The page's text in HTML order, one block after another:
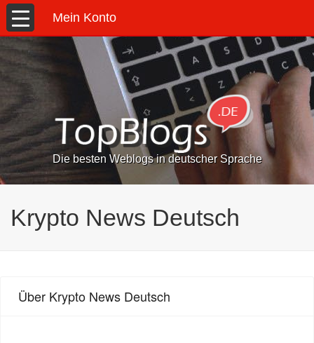
Mein Konto
Die besten Weblogs in deutscher Sprache
Krypto News Deutsch
Über Krypto News Deutsch